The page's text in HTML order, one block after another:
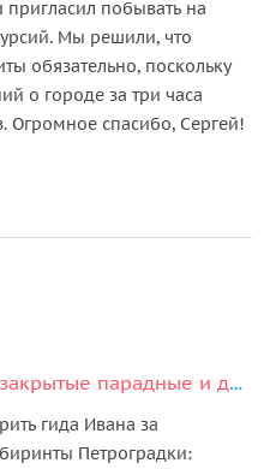
побывать на
Мы решили, что
обязательно, поскольку
о городе за три часа
Огромное спасибо, Сергей!
Лабиринты Петроградки: закрытые парадные и дворы-колодцы
гида Ивана за
Петроградки: